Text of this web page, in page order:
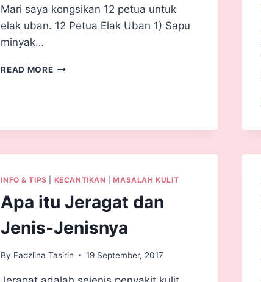
Mari saya kongsikan 12 petua untuk
elak uban. 12 Petua Elak Uban 1) Sapu
minyak…
READ MORE
INFO & TIPS KECANTIKAN |MASALAH KULIT
Apa itu Jeragat dan
Jenis-Jenisnya
By Fadzlina Tasirin 19 September, 2017